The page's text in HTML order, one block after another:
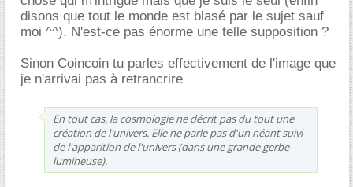
disons que tout le monde est blasé par le sujet sauf
moi ^^). N'est-ce pas énorme une telle supposition ?
Sinon Coincoin tu parles effectivement de l'image que
je n'arrivai pas à retrancrire
En tout cas, la cosmologie ne décrit pas du tout une
création de l'univers. Elle ne parle pas d'un néant suivi
de l'apparition de l'univers (dans une grande gerbe
lumineuse).